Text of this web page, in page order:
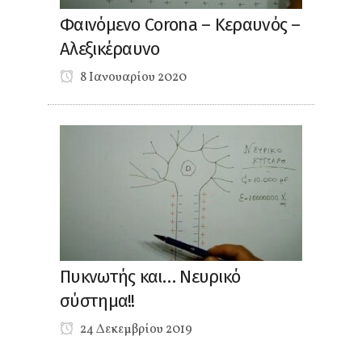
Φαινόμενο Corona – Κεραυνός –
Αλεξικέραυνο
8 Ιανουαρίου 2020
Πυκνωτής και… Νευρικό
σύστημα!!
24 Δεκεμβρίου 2019